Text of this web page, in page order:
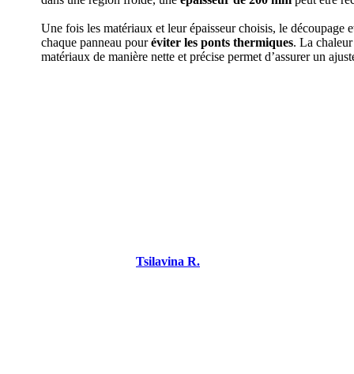
Une fois les matériaux et leur épaisseur choisis, le découpage
chaque panneau pouréviter les ponts thermiques. La
matériaux de manière nette et précise permet d’assurer un
Tsilavina R.